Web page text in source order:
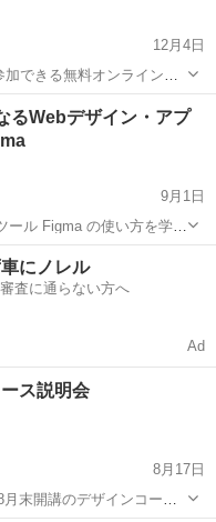
12月4日
できる無料オンラインス
挑戦したい」「在宅やリモ
象に、 Webデザイナー育
ナー オンライン
るWebデザイン・アプ
9月1日
ール Figma の使い方を学び
コツを解説します。
どなたでもご参加いただ
ナー
にノレル
査に通らない方へ
Ad
ス説明会
8月17日